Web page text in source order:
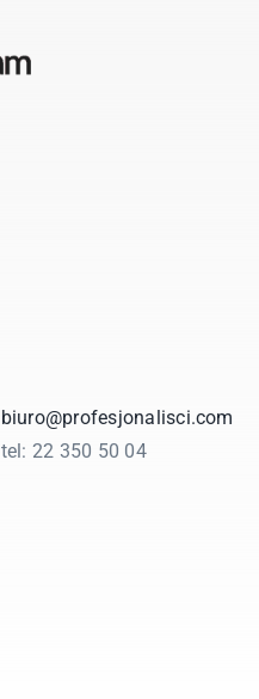
biuro@profesjonalisci.com
tel: 22 350 50 04